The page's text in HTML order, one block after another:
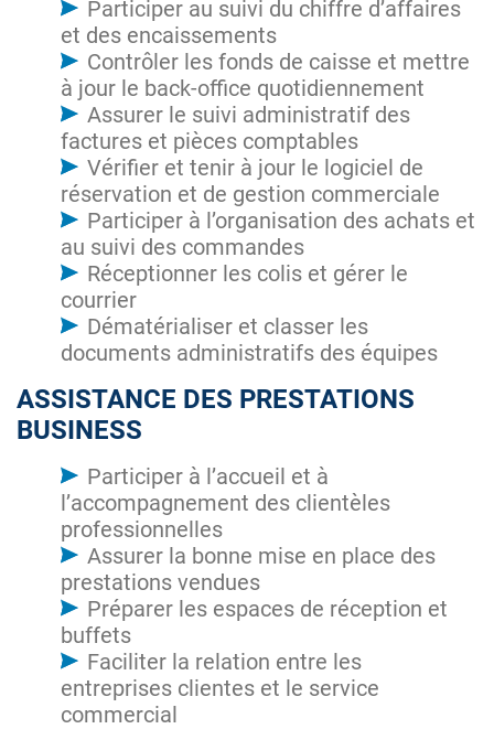
Participer au suivi du chiffre d’affaires
et des encaissements
Contrôler les fonds de caisse et mettre
à jour le back-office quotidiennement
Assurer le suivi administratif des
factures et pièces comptables
Vérifier et tenir à jour le logiciel de
réservation et de gestion commerciale
Participer à l’organisation des achats et
au suivi des commandes
Réceptionner les colis et gérer le
courrier
Dématérialiser et classer les
documents administratifs des équipes
ASSISTANCE DES PRESTATIONS
BUSINESS
Participer à l’accueil et à
l’accompagnement des clientèles
professionnelles
Assurer la bonne mise en place des
prestations vendues
Préparer les espaces de réception et
buffets
Faciliter la relation entre les
entreprises clientes et le service
commercial